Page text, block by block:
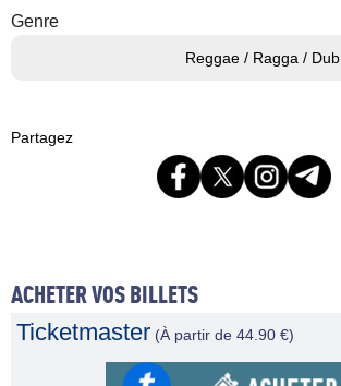
Genre
Reggae / Ragga / Dub
Partagez
ACHETER VOS BILLETS
Ticketmaster (À partir de 44.90 €)